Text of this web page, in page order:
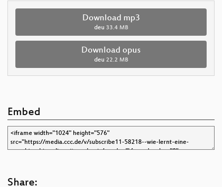
Download mp3
deu 33.4 MB
Download opus
deu 22.2 MB
Embed
Share: